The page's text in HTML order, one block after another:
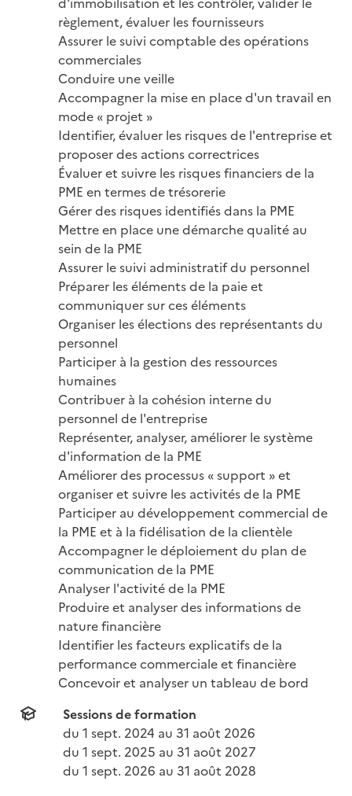
règlement, évaluer les fournisseurs
Assurer le suivi comptable des opérations
commerciales
Conduire une veille
Accompagner la mise en place d'un travail en
mode « projet »
Identifier, évaluer les risques de l'entreprise et
proposer des actions correctrices
Évaluer et suivre les risques financiers de la
PME en termes de trésorerie
Gérer des risques identifiés dans la PME
Mettre en place une démarche qualité au
sein de la PME
Assurer le suivi administratif du personnel
Préparer les éléments de la paie et
communiquer sur ces éléments
Organiser les élections des représentants du
personnel
Participer à la gestion des ressources
humaines
Contribuer à la cohésion interne du
personnel de l'entreprise
Représenter, analyser, améliorer le système
d'information de la PME
Améliorer des processus « support » et
organiser et suivre les activités de la PME
Participer au développement commercial de
la PME et à la fidélisation de la clientèle
Accompagner le déploiement du plan de
communication de la PME
Analyser l'activité de la PME
Produire et analyser des informations de
nature financière
Identifier les facteurs explicatifs de la
performance commerciale et financière
Concevoir et analyser un tableau de bord
Sessions de formation
du 1 sept. 2024 au 31 août 2026
du 1 sept. 2025 au 31 août 2027
du 1 sept. 2026 au 31 août 2028